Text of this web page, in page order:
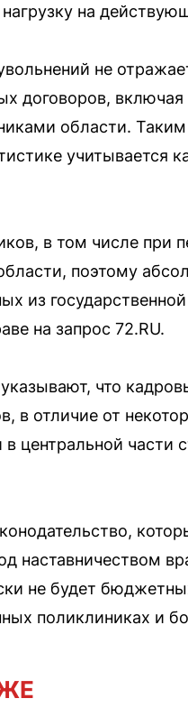
на
не
договоров, включая
области.
учитывается
в том числе при
поэтому
из
на запрос 72.RU.
что
в отличие от
центральной части
наставничеством
не будет
поликлиниках и